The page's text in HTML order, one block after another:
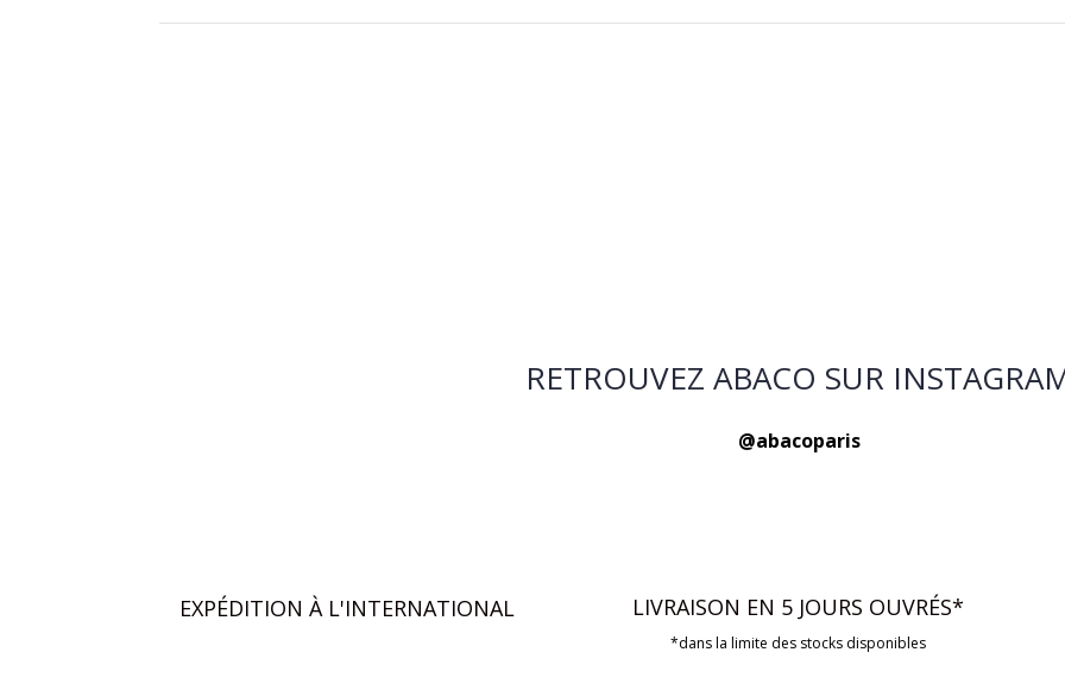
RETROUVEZ ABACO SUR
@abacoparis
EXPÉDITION À L'INTERNATIONAL LIVRAISON EN 5 JOURS OUVRÉS*
*dans la limite des stocks disponibles